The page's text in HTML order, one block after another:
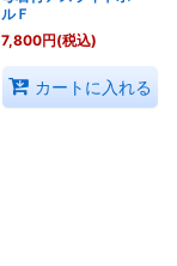
ルＦ
7,800円(税込)
カートに入れる